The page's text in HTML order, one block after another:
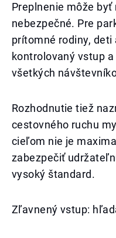
Preplnenie môže
nebezpečné. Pre
prítomné rodiny, deti
kontrolovaný vstup
všetkých
Rozhodnutie tiež
cestovného ruchu
cieľom nie je
zabezpečiť
vysoký štandard.
Zľavnený vstup: